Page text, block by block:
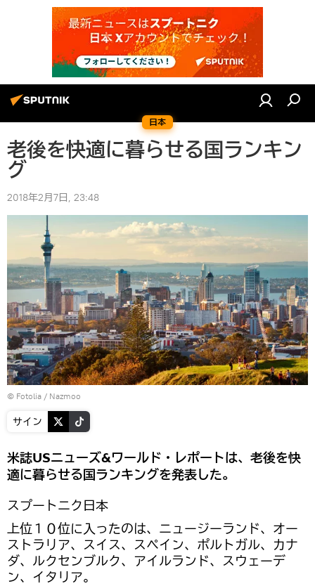
日本
老後を快適に暮らせる国ランキン
グ
2018年2月7日, 23:48
© Fotolia / Nazmoo
サイン
米誌USニューズ&ワールド・レポートは、老後を快
適に暮らせる国ランキングを発表した。
スプートニク日本
上位１０位に入ったのは、ニュージーランド、オー
ストラリア、スイス、スペイン、ポルトガル、カナ
ダ、ルクセンブルク、アイルランド、スウェーデ
ン、イタリア。